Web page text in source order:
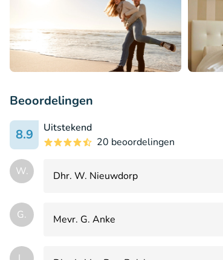
Beoordelingen
8.9
Uitstekend
20 beoordelingen
W. Dhr. W. Nieuwdorp
G. Mevr. G. Anke